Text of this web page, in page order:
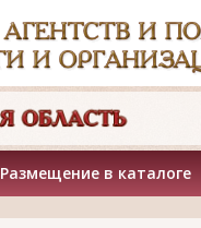
Размещение в каталоге